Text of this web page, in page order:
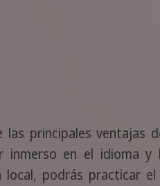
las principales ventajas
en el idioma y
podrás practicar el